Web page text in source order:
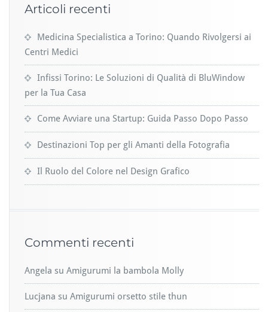
Articoli recenti
Medicina Specialistica a Torino: Quando Rivolgersi ai
Centri Medici
Infissi Torino: Le Soluzioni di Qualità di BluWindow
per la Tua Casa
Come Avviare una Startup: Guida Passo Dopo Passo
Destinazioni Top per gli Amanti della Fotografia
Il Ruolo del Colore nel Design Grafico
Commenti recenti
Angela su Amigurumi la bambola Molly
Lucjana su Amigurumi orsetto stile thun